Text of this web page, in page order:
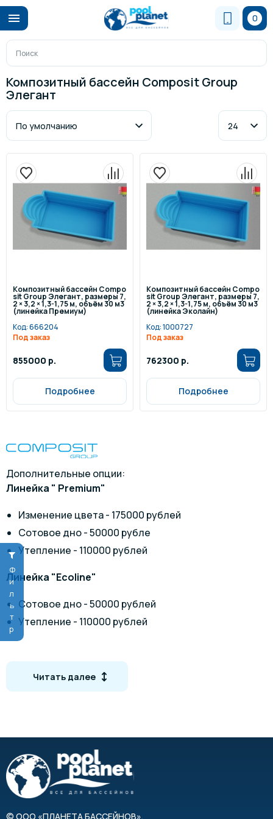
0
Фильтр
Композитный бассейн Composit Group
Элегант
Композитный бассейн Compo
sit Group Элегант, размеры 7,
2 × 3,2 × 1,3-1,75 м, объём 30 м3
(линейка Премиум)
Код:666204
Под заказ
855000 р.
Подробнее
Композитный бассейн Compo
sit Group Элегант, размеры 7,
2 × 3,2 × 1,3-1,75 м, объём 30 м3
(линейка Эколайн)
Код:1000727
Под заказ
762300 р.
Подробнее
Дополнительные опции:
Линейка " Premium"
Изменение цвета - 175000 рублей
Сотовое дно - 50000 рубле
Утепление - 110000 рублей
Линейка "Ecoline"
Сотовое дно - 50000 рублей
Утепление - 110000 рублей
Цветовая гамма
Читать далее
© ООО «ПЛАНЕТА БАССЕЙНОВ»,